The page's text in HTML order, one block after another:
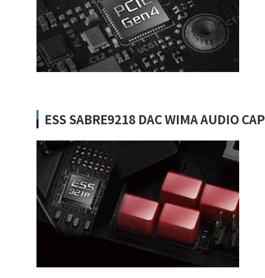
ESS SABRE9218 DAC WIMA AUDIO CAP